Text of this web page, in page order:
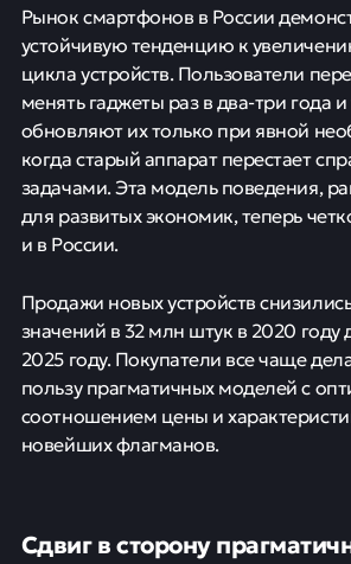
Рынок смартфонов в России
устойчивую тенденцию к
цикла устройств. Пользователи
менять гаджеты раз в два-три года
обновляют их только при явной
когда старый аппарат перестает
задачами. Эта модель поведения,
для развитых экономик, теперь
и в России.
Продажи новых устройств
значений в 32 млн штук в 2020 году
2025 году. Покупатели все чаще
пользу прагматичных моделей с
соотношением цены и
новейших флагманов.
Сдвиг в сторону